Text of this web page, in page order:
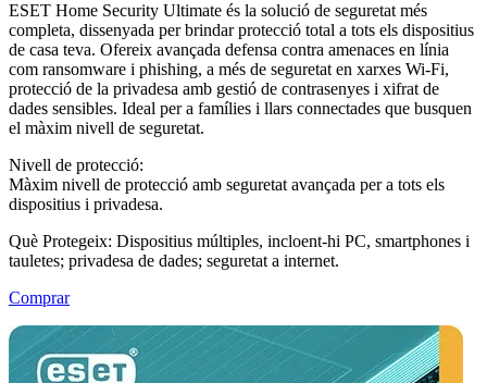
ESET Home Security Ultimate és la solució de seguretat més
completa, dissenyada per brindar protecció total a tots els dispositius
de casa teva. Ofereix avançada defensa contra amenaces en línia
com ransomware i phishing, a més de seguretat en xarxes Wi-Fi,
protecció de la privadesa amb gestió de contrasenyes i xifrat de
dades sensibles. Ideal per a famílies i llars connectades que busquen
el màxim nivell de seguretat.
Nivell de protecció:
Màxim nivell de protecció amb seguretat avançada per a tots els
dispositius i privadesa.
Què Protegeix: Dispositius múltiples, incloent-hi PC, smartphones i
tauletes; privadesa de dades; seguretat a internet.
Comprar